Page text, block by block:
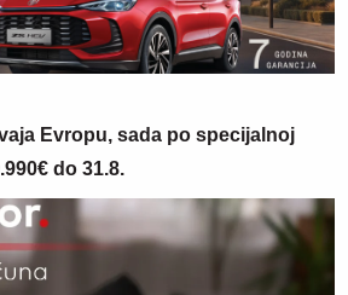
Evropu, sada po specijalnoj
do 31.8.